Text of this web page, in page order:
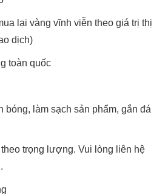
lại vàng vĩnh viễn theo giá trị thị
dịch)
toàn quốc
bóng, làm sạch sản phẩm, gắn đá
trọng lượng. Vui lòng liên hệ